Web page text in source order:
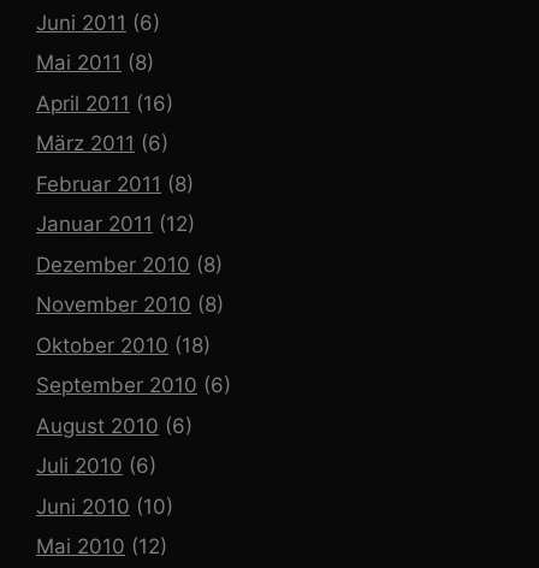
Juni 2011 (6)
Mai 2011 (8)
April 2011 (16)
März 2011 (6)
Februar 2011 (8)
Januar 2011 (12)
Dezember 2010 (8)
November 2010 (8)
Oktober 2010 (18)
September 2010 (6)
August 2010 (6)
Juli 2010 (6)
Juni 2010 (10)
Mai 2010 (12)